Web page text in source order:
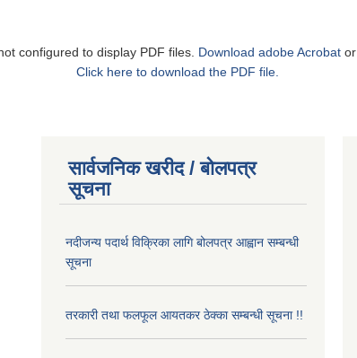
configured to display PDF files. Download adobe Acrobat or
Click here to download the PDF file.
सार्वजनिक खरीद / बोलपत्र
सूचना
नदीजन्य पदार्थ विक्रिका लागि बोलपत्र आह्वान सम्बन्धी
सूचना
तरकारी तथा फलफूल आयतकर ठेक्का सम्बन्धी सूचना !!